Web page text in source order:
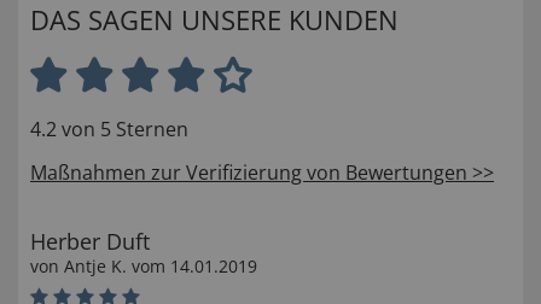
DAS SAGEN UNSERE KUNDEN
4.2 von 5 Sternen
Maßnahmen zur Verifizierung von Bewertungen >>
Herber Duft
von Antje K. vom 14.01.2019